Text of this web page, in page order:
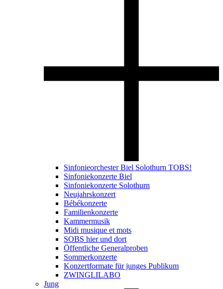
Sinfonieorchester Biel Solothurn TOBS!
Sinfoniekonzerte Biel
Sinfoniekonzerte Solothurn
Neujahrskonzert
Bébékonzerte
Familienkonzerte
Kammermusik
Midi musique et mots
SOBS hier und dort
Öffentliche Generalproben
Sommerkonzerte
Konzertformate für junges Publikum
ZWINGLILABO
Jung